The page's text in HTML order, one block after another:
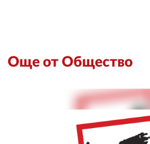
Още от Общество